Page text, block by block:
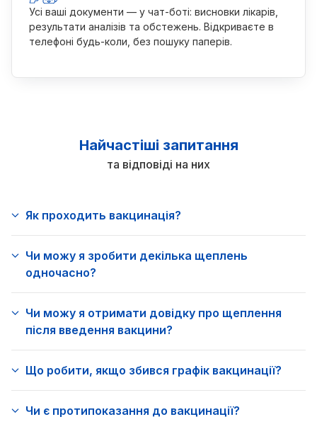
Усі ваші документи — у чат-боті: висновки лікарів,
результати аналізів та обстежень. Відкриваєте в
телефоні будь-коли, без пошуку паперів.
Найчастіші запитання
та відповіді на них
Як проходить вакцинація?
Чи можу я зробити декілька щеплень
одночасно?
Чи можу я отримати довідку про щеплення
після введення вакцини?
Що робити, якщо збився графік вакцинації?
Чи є протипоказання до вакцинації?